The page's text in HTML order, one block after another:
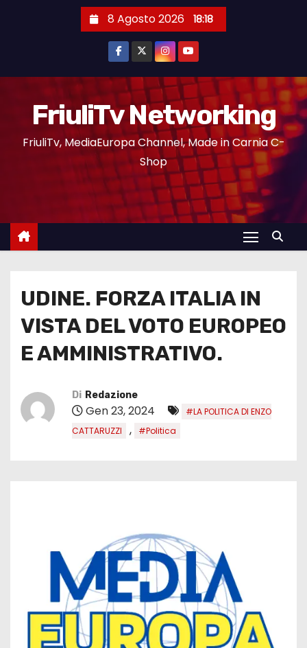
8 Agosto 2026 18:18
FriuliTv Networking
FriuliTv, MediaEuropa Channel, Made in Carnia C-
Shop
UDINE. FORZA ITALIA IN
VISTA DEL VOTO EUROPEO
E AMMINISTRATIVO.
Di Redazione
Gen 23, 2024
#LA POLITICA DI ENZO
CATTARUZZI
, #Politica